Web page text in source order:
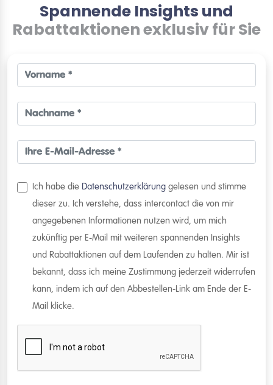
Spannende Insights und
Rabattaktionen exklusiv für Sie
Ich habe die Datenschutzerklärung gelesen und stimme
dieser zu. Ich verstehe, dass intercontact die von mir
angegebenen Informationen nutzen wird, um mich
zukünftig per E-Mail mit weiteren spannenden Insights
und Rabattaktionen auf dem Laufenden zu halten. Mir ist
bekannt, dass ich meine Zustimmung jederzeit widerrufen
kann, indem ich auf den Abbestellen-Link am Ende der E-
Mail klicke.